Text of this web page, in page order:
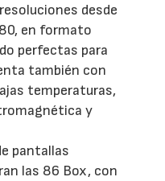
desde
en formato
perfectas para
también con
temperaturas,
y
pantallas
las 86 Box, con